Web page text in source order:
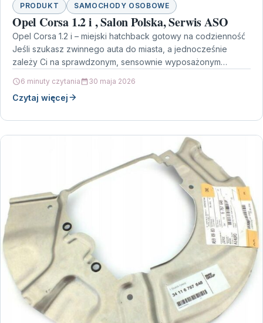
PRODUKT SAMOCHODY OSOBOWE
Opel Corsa 1.2 i , Salon Polska, Serwis ASO
Opel Corsa 1.2 i – miejski hatchback gotowy na codzienność
Jeśli szukasz zwinnego auta do miasta, a jednocześnie
zależy Ci na sprawdzonym, sensownie wyposażonym…
6 minuty czytania 30 maja 2026
Czytaj więcej